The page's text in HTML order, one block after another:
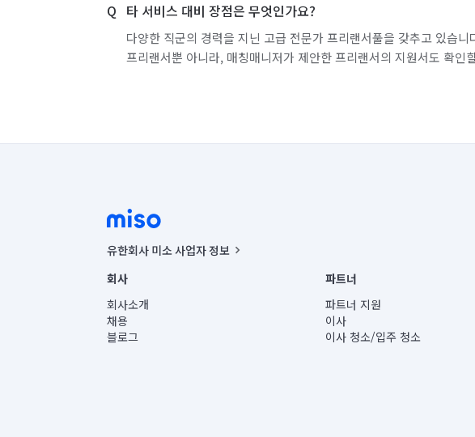
타 서비스 대비 장점은 무엇인가요?
다양한 직군의 경력을 지닌 고급 전문가 프리랜서풀을 갖추고 있습
프리랜서뿐 아니라, 매칭매니저가 제안한 프리랜서의 지원서도 확인
유한회사 미소 사업자 정보
사업자등록번호 : 291-87-00271 | 인허가번호 : 2016-3220163-14-5-00019 |
통신판매신고번호 : 2024-서울종로-1400(공정거래위원회 정보) |
대표이사 : CHING VICTOR COLUMBIA RHEE
주소 | 본사: 서울특별시 종로구 율곡로 6(중학동, 트윈트리빌딩) B동 5층
컨택센터 : 서울특별시 종로구 수송동 율곡로 24, 7층, 8층 미소
회사
회사소개
채용
블로그
파트너
파트너 지원
이사
이사 청소/입주 청소